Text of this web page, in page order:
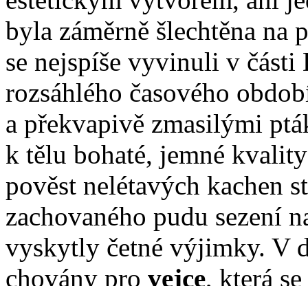
byla záměrně šlechtěna
se nejspíše vyvinuli v části
rozsáhlého časového
a překvapivě zmasilými
k tělu bohaté, jemné
pověst nelétavých kachen
zachovaného pudu sezení
vyskytly četné výjimky. V
chovány pro vejce, která